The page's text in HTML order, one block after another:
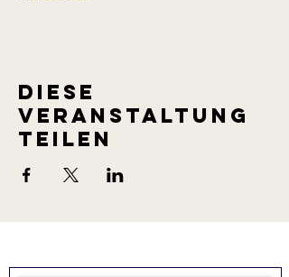
Diese
Veranstaltung
teilen